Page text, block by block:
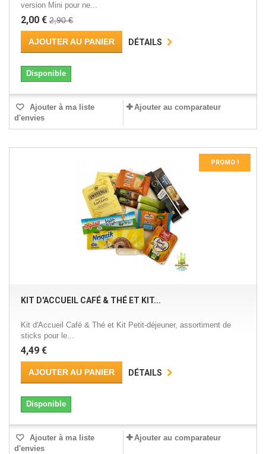
version Mini pour ne...
2,00 € 2,90 €
AJOUTER AU PANIER DÉTAILS
Disponible
Ajouter à ma liste
d'envies
Ajouter au comparateur
PROMO !
KIT D'ACCUEIL CAFÉ & THÉ ET KIT...
Kit d'Accueil Café & Thé et Kit Petit-déjeuner, assortiment de
sticks pour le...
4,49 €
AJOUTER AU PANIER DÉTAILS
Disponible
Ajouter à ma liste
d'envies
Ajouter au comparateur